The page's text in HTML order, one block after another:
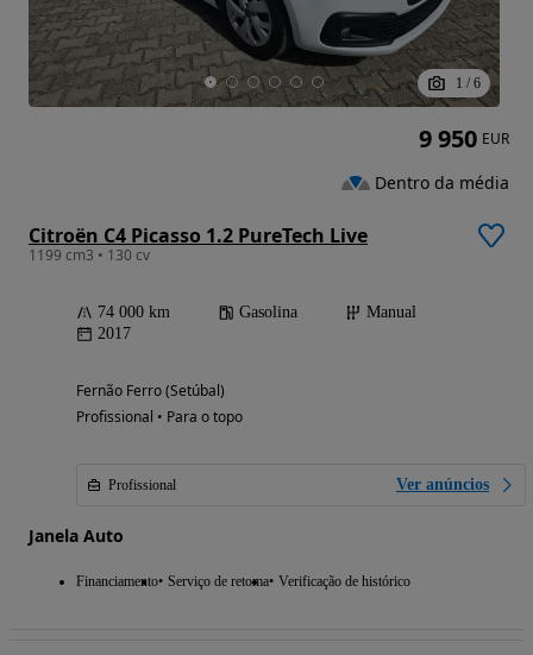
1 / 6
Citroën C4 Picasso 1.2 PureTech Live
1199 cm3 • 130 cv
74 000 km Gasolina
Manual
2017
Fernão Ferro (Setúbal)
Profissional • Para o topo
Profissional Ver anúncios
Janela Auto
Financiamento Serviço de retoma Verificação de histórico
9 950 EUR
Dentro da média